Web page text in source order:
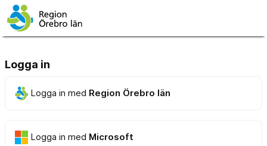
Logga in
Logga in med Region Örebro län
Logga in med Microsoft